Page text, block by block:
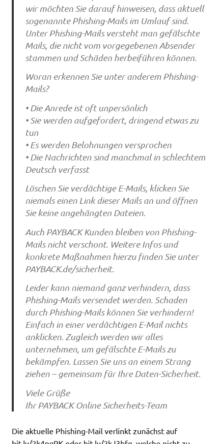
wir möchten Sie darauf hinweisen, dass aktuell
sogenannte Phishing-Mails im Umlauf sind.
Unter Phishing-Mails versteht man gefälschte
Mails, die nicht vom vorgegebenen Absender
stammen und Schäden herbeiführen können.
Woran erkennen Sie unter anderem Phishing-
Mails?
• Die Anrede ist oft unpersönlich
• Sie werden aufgefordert, dringend etwas zu
tun
• Es werden Belohnungen versprochen
• Die Nachrichten sind manchmal in schlechtem
Deutsch verfasst
Löschen Sie verdächtige E-Mails, klicken Sie
niemals einen Link dieser Mails an und öffnen
Sie keine angehängten Dateien.
Auch PAYBACK Kunden bleiben von Phishing-
Mails nicht verschont. Weitere Infos und
konkrete Maßnahmen hierzu finden Sie unter
PAYBACK.de/sicherheit.
Leider kann niemand ganz verhindern, dass
Phishing-Mails versendet werden. Schaden
durch Phishing-Mails können Sie verhindern!
Einfach in einer verdächtigen E-Mail nichts
anklicken. Zugleich werden wir alles
unternehmen, um gefälschte E-Mails zu
bekämpfen. Lassen Sie uns an einem Strang
ziehen – gemeinsam für Ihre Daten-Sicherheit.
Viele Grüße
Ihr PAYBACK Online Sicherheits-Team
Die aktuelle Phishing-Mail verlinkt zunächst auf